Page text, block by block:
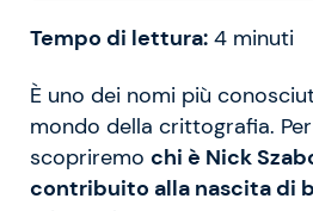
Tempo di lettura: 4 minuti
È uno dei nomi più
mondo della crittografia.
scopriremo chi è Nick
contribuito alla nascita di